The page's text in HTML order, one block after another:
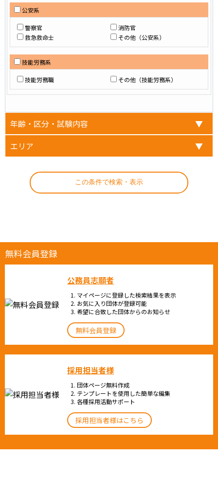
公安系
警察官
消防官
救急救命士
その他（公安系）
技能労務系
技能労務職 その他（技能労務系）
年齢・区分・試験内容
エリア
無料会員登録
公務員志願者
マイページに登録した検索結果を表示
お気に入り団体が登録可能
希望に合致した団体からのお知らせ
無料会員登録
採用担当者様
団体ページ無料作成
テンプレートを使用した簡単な編集
各種採用活動サポート
採用担当者様はこちら